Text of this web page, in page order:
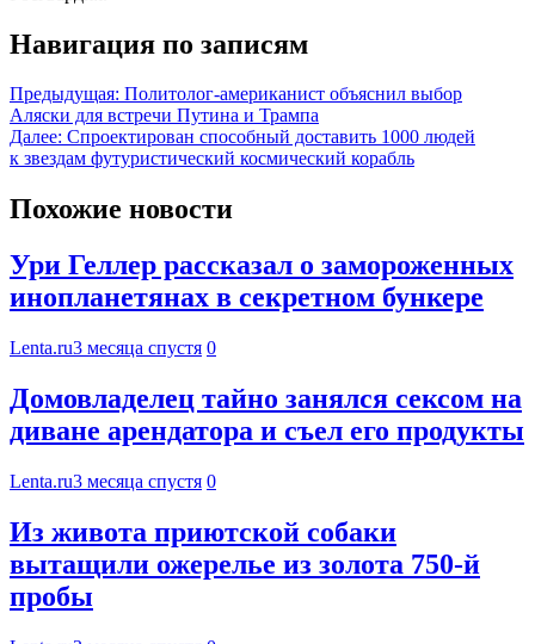
Навигация по записям
Предыдущая: Политолог-американист объяснил выбор
Аляски для встречи Путина и Трампа
Далее: Спроектирован способный доставить 1000 людей
к звездам футуристический космический корабль
Похожие новости
Ури Геллер рассказал о замороженных
инопланетянах в секретном бункере
Lenta.ru3 месяца спустя 0
Домовладелец тайно занялся сексом на
диване арендатора и съел его продукты
Lenta.ru3 месяца спустя 0
Из живота приютской собаки
вытащили ожерелье из золота 750-й
пробы